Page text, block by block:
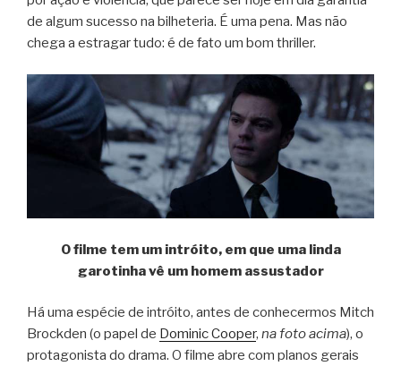
de algum sucesso na bilheteria. É uma pena. Mas não
chega a estragar tudo: é de fato um bom thriller.
O filme tem um intróito, em que uma linda
garotinha vê um homem assustador
Há uma espécie de intróito, antes de conhecermos Mitch
Brockden (o papel de Dominic Cooper, na foto acima), o
protagonista do drama. O filme abre com planos gerais